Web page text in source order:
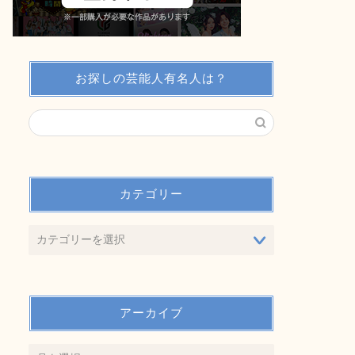
お探しの芸能人有名人は？
カテゴリー
アーカイブ